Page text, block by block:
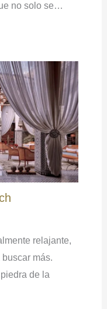
no solo se…
relajante,
más.
de la